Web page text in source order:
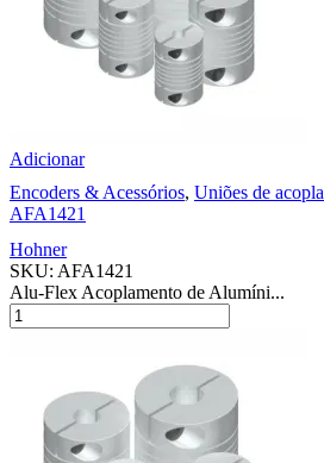
Adicionar
Encoders & Acessórios, Uniões de
AFA1421
Hohner
SKU: AFA1421
Alu-Flex Acoplamento de Alumíni...